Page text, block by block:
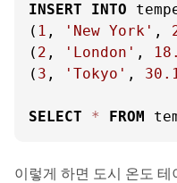
INSERT INTO
( 1 , 'New York' ,
( 2 , 'London' ,
( 3 , 'Tokyo' ,
SELECT * FROM
이렇게 하면 도시 온도